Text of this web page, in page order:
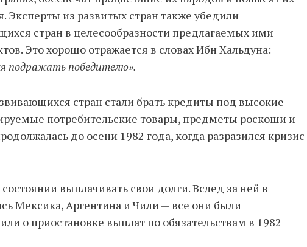
Эксперты из развитых стран также убедили
стран в целесообразности предлагаемых ими
Это хорошо отражается в словах Ибн Хальдуна:
подражать победителю».
стран стали брать кредиты под высокие
потребительские товары, предметы роскоши и
до осени 1982 года, когда разразился кризис
выплачивать свои долги. Вслед за ней в
Мексика, Аргентина и Чили — все они были
о приостановке выплат по обязательствам в 1982